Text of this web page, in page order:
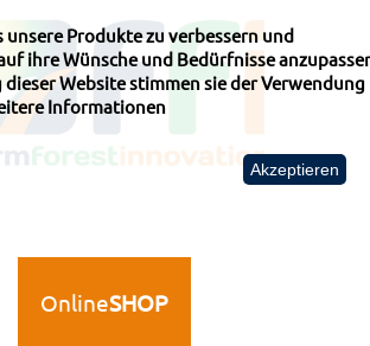
unsere Produkte zu verbessern und
ihre Wünsche und Bedürfnisse
Website stimmen sie der Verwendung
Informationen
Akzeptieren
OnlineSHOP